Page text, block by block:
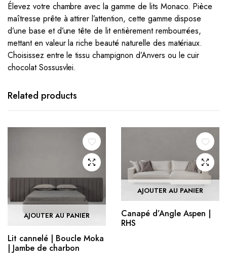
Élevez votre chambre avec la gamme de lits Monaco. Pièce
maîtresse prête à attirer l’attention, cette gamme dispose
d’une base et d’une tête de lit entièrement rembourrées,
mettant en valeur la riche beauté naturelle des matériaux.
Choisissez entre le tissu champignon d’Anvers ou le cuir
chocolat Sossusvlei.
Related products
AJOUTER AU PANIER
Lit cannelé | Boucle Moka
| Jambe de charbon
AJOUTER AU PANIER
Canapé d’Angle Aspen |
RHS